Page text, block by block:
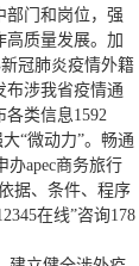
部门和岗位，强
高质量发展。加
冠肺炎疫情外籍
布涉我省疫情通
类信息1592
“微动力”。畅通
apec商务旅行
据、条件、程序
在线”咨询178